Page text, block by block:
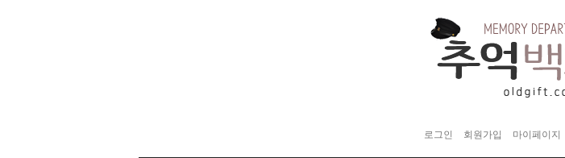
로그인 회원가입 마이페이지